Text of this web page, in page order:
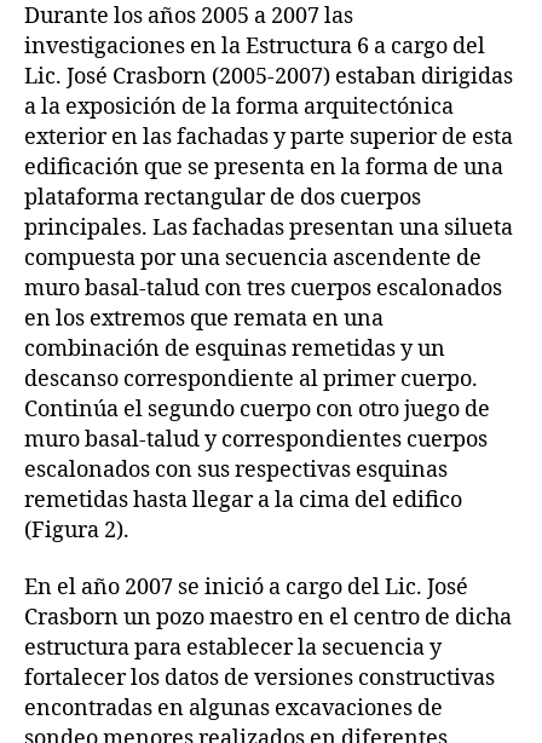
Durante los años 2005 a 2007 las
investigaciones en la Estructura 6 a cargo del
Lic. José Crasborn (2005-2007) estaban dirigidas
a la exposición de la forma arquitectónica
exterior en las fachadas y parte superior de esta
edificación que se presenta en la forma de una
plataforma rectangular de dos cuerpos
principales. Las fachadas presentan una silueta
compuesta por una secuencia ascendente de
muro basal-talud con tres cuerpos escalonados
en los extremos que remata en una
combinación de esquinas remetidas y un
descanso correspondiente al primer cuerpo.
Continúa el segundo cuerpo con otro juego de
muro basal-talud y correspondientes cuerpos
escalonados con sus respectivas esquinas
remetidas hasta llegar a la cima del edifico
(Figura 2).
En el año 2007 se inició a cargo del Lic. José
Crasborn un pozo maestro en el centro de dicha
estructura para establecer la secuencia y
fortalecer los datos de versiones constructivas
encontradas en algunas excavaciones de